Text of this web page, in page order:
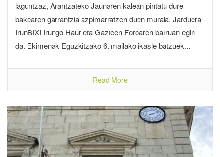
laguntzaz, Arantzateko Jaunaren kalean pintatu dure
bakearen garrantzia azpimarratzen duen murala. Jarduera
IrunBIXI Irungo Haur eta Gazteen Foroaren barruan egin
da. Ekimenak Eguzkitzako 6. mailako ikasle batzuek...
Read More